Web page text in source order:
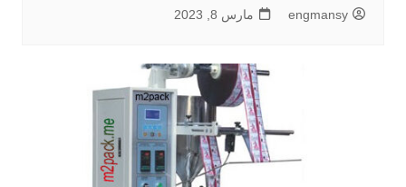
engmansy مارس 8, 2023